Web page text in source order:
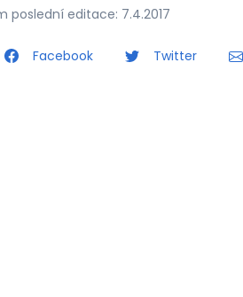
poslední editace: 7.4.2017
Facebook Twitter